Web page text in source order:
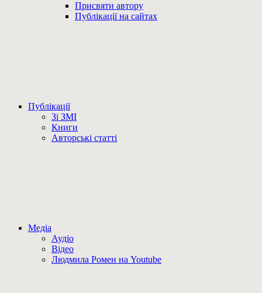
Присвяти автору
Публікації на сайтах
Публікації
Зі ЗМІ
Книги
Авторські статті
Медіа
Аудіо
Відео
Людмила Ромен на Youtube